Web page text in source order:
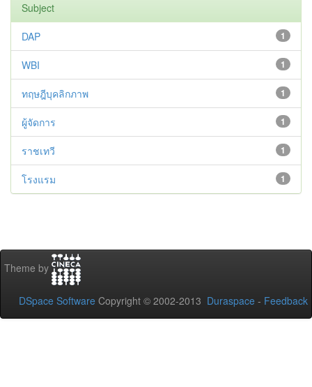
Subject
1
DAP
1
WBI
1
ทฤษฎีบุคลิกภาพ
1
ผู้จัดการ
1
ราชเทวี
1
โรงแรม
Theme by
DSpace Software Copyright © 2002-2013 Duraspace - Feedback